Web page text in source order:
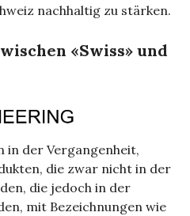
nachhaltig zu stärken.
«Swiss» und
in der Vergangenheit,
die zwar nicht in der
die jedoch in der
mit Bezeichnungen wie